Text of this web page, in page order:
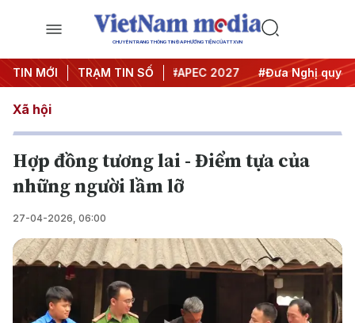
CHUYÊN TRANG THÔNG TIN ĐA PHƯƠNG TIỆN CỦA TTXVN
TIN MỚI TRẠM TIN SỐ
#Hội nghị Trung ương 3 #APEC 2027 #Đưa Nghị quyết
Xã hội
Hợp đồng tương lai - Điểm tựa của
những người lầm lỡ
27-04-2026, 06:00